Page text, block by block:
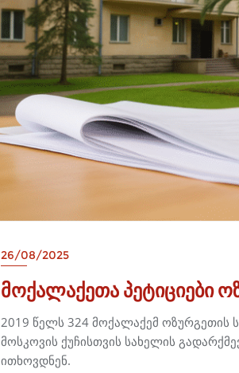
26/08/2025
მოქალაქეთა პეტიციები
2019 წელს 324 მოქალაქემ ოზურგეთის
მოსკოვის ქუჩისთვის სახელის
ითხოვდნენ.